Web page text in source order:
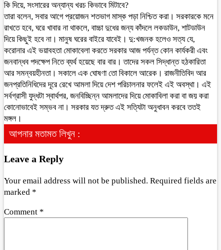
কি দিয়ে, সংসারের অন্যান্য খরচ কিভাবে মিটাবে?
তারা বলেন, সবার আগে প্রয়োজন শতভাগ মাস্ক পড়া নিশ্চিত করা। সরকারকে মনে
রাখতে হবে, ঘরে খাবার না থাকলে, বাচ্চা দুধের জন্য কাঁদলে লকডাউন, শাটডাউন
দিয়ে কিছুই হবে না। মানুষ ঘরের বাইরে যাবেই। দু:খজনক হলেও সত্য যে,
করোনার এই ভয়াবহতা মোকাবেলা করতে সরকার আজ পর্যন্ত কোন কার্যকরী এবং
জনবান্ধব পদক্ষেপ নিতে ব্যর্থ হয়েছে বার বার। তাদের সকল সিদ্ধান্ত হঠকারিতা
আর সমন্বয়হীনতা। সকালে এক ঘোষণা তো বিকালে আরেক। রাজনীতিবিদ আর
জনপ্রতিনিধিদের দূরে রেখে আমলা দিয়ে দেশ পরিচালনার ফলেই এই অবস্থা। এই
সর্বগ্রাসী যুদ্ধটা স্বার্থপর, জনবিচ্ছিন্ন আমলাদের দিয়ে মোকাবিলা করা বা জয় করা
কোনোভাবেই সম্ভব না। সরকার যত দ্রুত এই সত্যিটা অনুধাবন করবে ততই
মঙ্গল।
আপনার মতামত লিখুন :
Leave a Reply
Your email address will not be published. Required fields are
marked *
Comment *